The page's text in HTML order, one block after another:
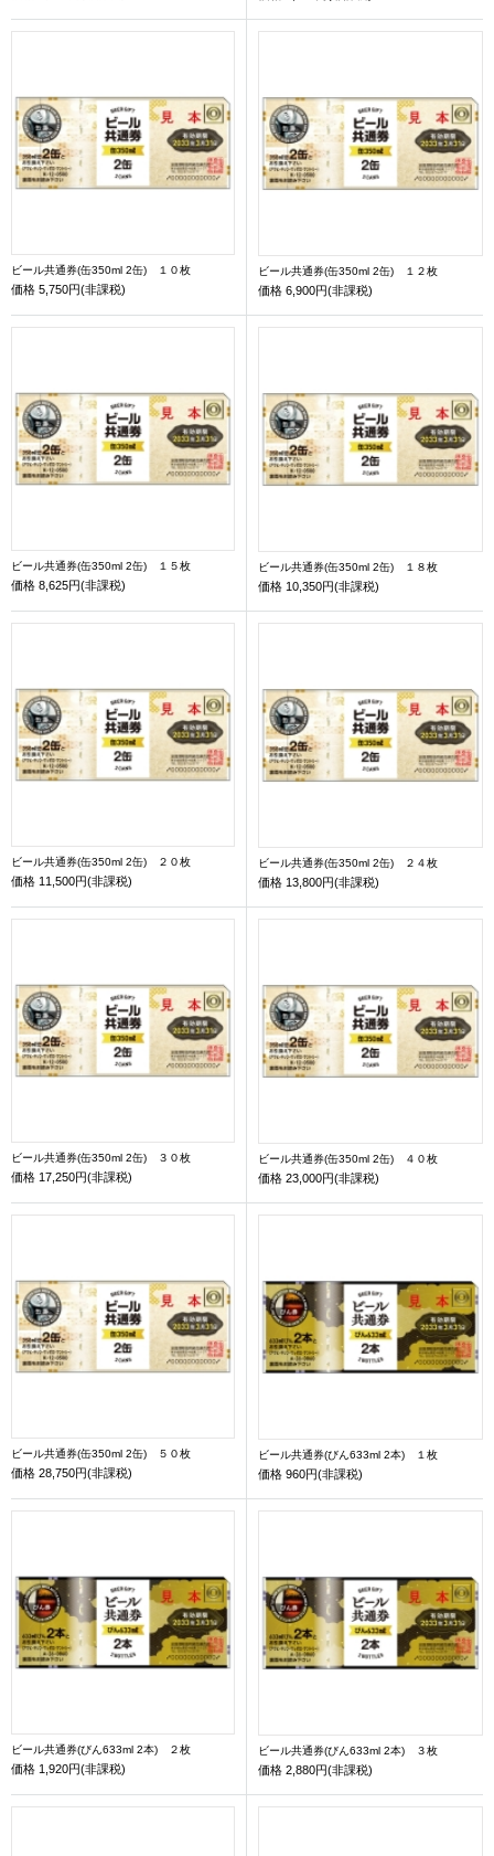
ビール共通券(缶350ml 2缶) １０枚
価格 5,750円(非課税)
ビール共通券(缶350ml 2缶) １２枚
価格 6,900円(非課税)
ビール共通券(缶350ml 2缶) １５枚
価格 8,625円(非課税)
ビール共通券(缶350ml 2缶) １８枚
価格 10,350円(非課税)
ビール共通券(缶350ml 2缶) ２０枚
価格 11,500円(非課税)
ビール共通券(缶350ml 2缶) ２４枚
価格 13,800円(非課税)
ビール共通券(缶350ml 2缶) ３０枚
価格 17,250円(非課税)
ビール共通券(缶350ml 2缶) ４０枚
価格 23,000円(非課税)
ビール共通券(缶350ml 2缶) ５０枚
価格 28,750円(非課税)
ビール共通券(びん633ml 2本) １枚
価格 960円(非課税)
ビール共通券(びん633ml 2本) ２枚
価格 1,920円(非課税)
ビール共通券(びん633ml 2本) ３枚
価格 2,880円(非課税)